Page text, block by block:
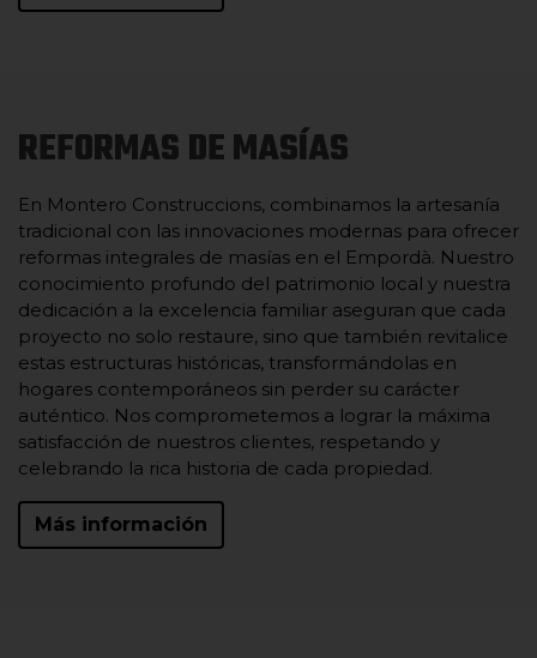
REFORMAS DE MASÍAS
En Montero Construccions, combinamos la artesanía
tradicional con las innovaciones modernas para ofrecer
reformas integrales de masías en el Empordà. Nuestro
conocimiento profundo del patrimonio local y nuestra
dedicación a la excelencia familiar aseguran que cada
proyecto no solo restaure, sino que también revitalice
estas estructuras históricas, transformándolas en
hogares contemporáneos sin perder su carácter
auténtico. Nos comprometemos a lograr la máxima
satisfacción de nuestros clientes, respetando y
celebrando la rica historia de cada propiedad.
Más información